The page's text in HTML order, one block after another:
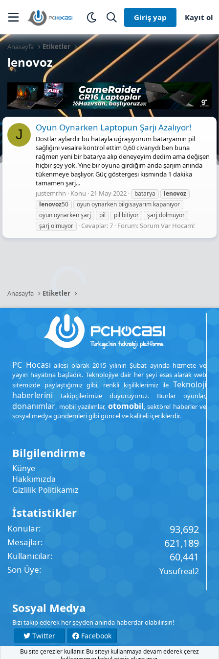
Giriş yap Kayıt ol
Anasayfa Etiketler
lenovoz
J Oyun Oynarken Laptopun Şarjı Azalıyor!
Dostlar aylardır bu hatayla uğraşıyorum bataryamın pil
sağlığını vesaire kontrol ettim 0,60 civarıydı ben buna
rağmen yeni bir batarya alıp deneyeyim dedim ama değişen
hiçbir şey yok. Yine bir oyuna girdiğim anda şarjım anında
tükenmeye başlıyor. Güç göstergesi kısmında 1 dakika
tamamen şarj...
justemrhn
Konu 21 May 2022 batarya
lenovoz
lenovoz50
oyun oynarken bilgisayarım kapanıyor
oyun oynarken şarj
pil pil bitiyor
şarj dolmuyor
şarj olmuyor
Cevaplar: 7 Forum:Sorum Var Hocam!
Anasayfa Etiketler
PC Hocası ailesi olarak 2015 yılının Şubat ayında hizmete ve
yayın hayatına başladık. Teknolojiye dair her şeyi esas alarak web
sitemizde paylaştığımız gibi, renkli kişiliklerimiz ile Teknoloji
haberlerini takipçilerimize duyuruyoruz. Bunlar oyunlar,
donanımlar, mobil yazılımlar, otomobil, sektörel haberler ve
sosyal medya gündemleri gibi güncel ve kaliteli içeriklerdir.
.
Bilgilendirme
Künye
Hakkımızda
Gizlilik Politikamız
İstatistikler
Konular 93,692
Mesajlar 621,189
Kullanıcılar 60,441
Son Üye Yusufreal2
Sosyal Medya
Bizi takip ederek her şeyden anında haberdar olabilirsin!
Twitter
Facebook
YouTube
Instagram
Bu site çerezler kullanır. Bu siteyi kullanmaya devam ederek çerez